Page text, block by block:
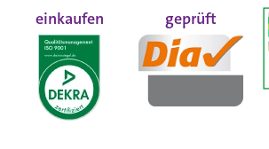
einkaufen
geprüft